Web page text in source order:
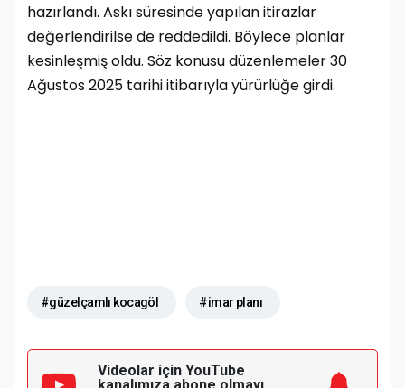
hazırlandı. Askı süresinde yapılan itirazlar
değerlendirilse de reddedildi. Böylece planlar
kesinleşmiş oldu. Söz konusu düzenlemeler 30
Ağustos 2025 tarihi itibarıyla yürürlüğe girdi.
#güzelçamlı kocagöl #imar planı
Videolar için YouTube